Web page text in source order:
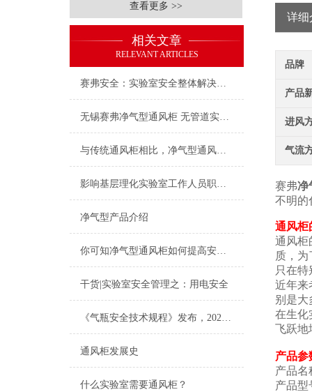
查看更多 >>
相关文章
RELEVANT ARTICLES
赛弗安全：实验室安全整体解决方案的践行者
无锡赛弗净气型通风柜 无管道实验室通风净化专家 源头阻断有害气体守护实验健康
与传统通风柜相比，净气型通风柜的优点包括哪些？
影响基层理化实验室工作人员职业健康的因素分析
净气型产品介绍
你可知净气型通风柜如何提高安全性？
干货|实验室安全管理之：用电安全
《气瓶安全技术规程》发布，2021年6月1日起施行！
通风柜发展史
什么实验室需要通风柜？
详细
品牌
产品
进风
气流
赛弗净
不明的
通风柜
通风柜
质，
只在
近年来
别是大
在生化
飞跃地
产品参
产品名
产品型